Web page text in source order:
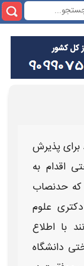
برای پذیرش
اقدام به
که حدنصاب
علوم
با اطلاع
دانشگاه